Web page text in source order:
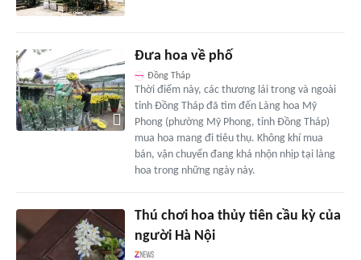
Đưa hoa về phố
Đồng Tháp
Thời điểm này, các thương lái trong và ngoài
tỉnh Đồng Tháp đã tìm đến Làng hoa Mỹ
Phong (phường Mỹ Phong, tỉnh Đồng Tháp)
mua hoa mang đi tiêu thụ. Không khí mua
bán, vận chuyển đang khá nhộn nhịp tại làng
hoa trong những ngày này.
Thú chơi hoa thủy tiên cầu kỳ của
người Hà Nội